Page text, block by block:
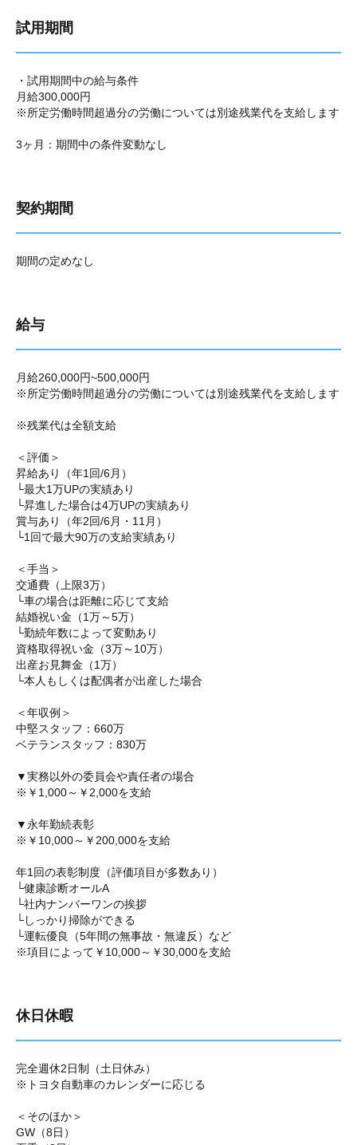
試用期間
・試用期間中の給与条件
月給300,000円
※所定労働時間超過分の労働については別途残業代を支給します
3ヶ月：期間中の条件変動なし
契約期間
期間の定めなし
給与
月給260,000円~500,000円
※所定労働時間超過分の労働については別途残業代を支給します
※残業代は全額支給
＜評価＞
昇給あり（年1回/6月）
└最大1万UPの実績あり
└昇進した場合は4万UPの実績あり
賞与あり（年2回/6月・11月）
└1回で最大90万の支給実績あり
＜手当＞
交通費（上限3万）
└車の場合は距離に応じて支給
結婚祝い金（1万～5万）
└勤続年数によって変動あり
資格取得祝い金（3万～10万）
出産お見舞金（1万）
└本人もしくは配偶者が出産した場合
＜年収例＞
中堅スタッフ：660万
ベテランスタッフ：830万
▼実務以外の委員会や責任者の場合
※￥1,000～￥2,000を支給
▼永年勤続表彰
※￥10,000～￥200,000を支給
年1回の表彰制度（評価項目が多数あり）
└健康診断オールA
└社内ナンバーワンの挨拶
└しっかり掃除ができる
└運転優良（5年間の無事故・無違反）など
※項目によって￥10,000～￥30,000を支給
休日休暇
完全週休2日制（土日休み）
※トヨタ自動車のカレンダーに応じる
＜そのほか＞
GW（8日）